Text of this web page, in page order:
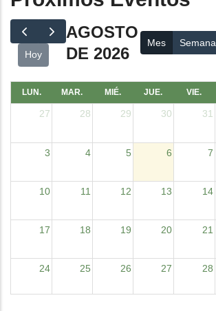
Hoy
AGOSTO
DE 2026
Mes Semana
LUN. MAR. MIÉ. JUE. VIE.
27 28 29 30 31
3 4 5 6 7
10 11 12 13 14
17 18 19 20 21
24 25 26 27 28